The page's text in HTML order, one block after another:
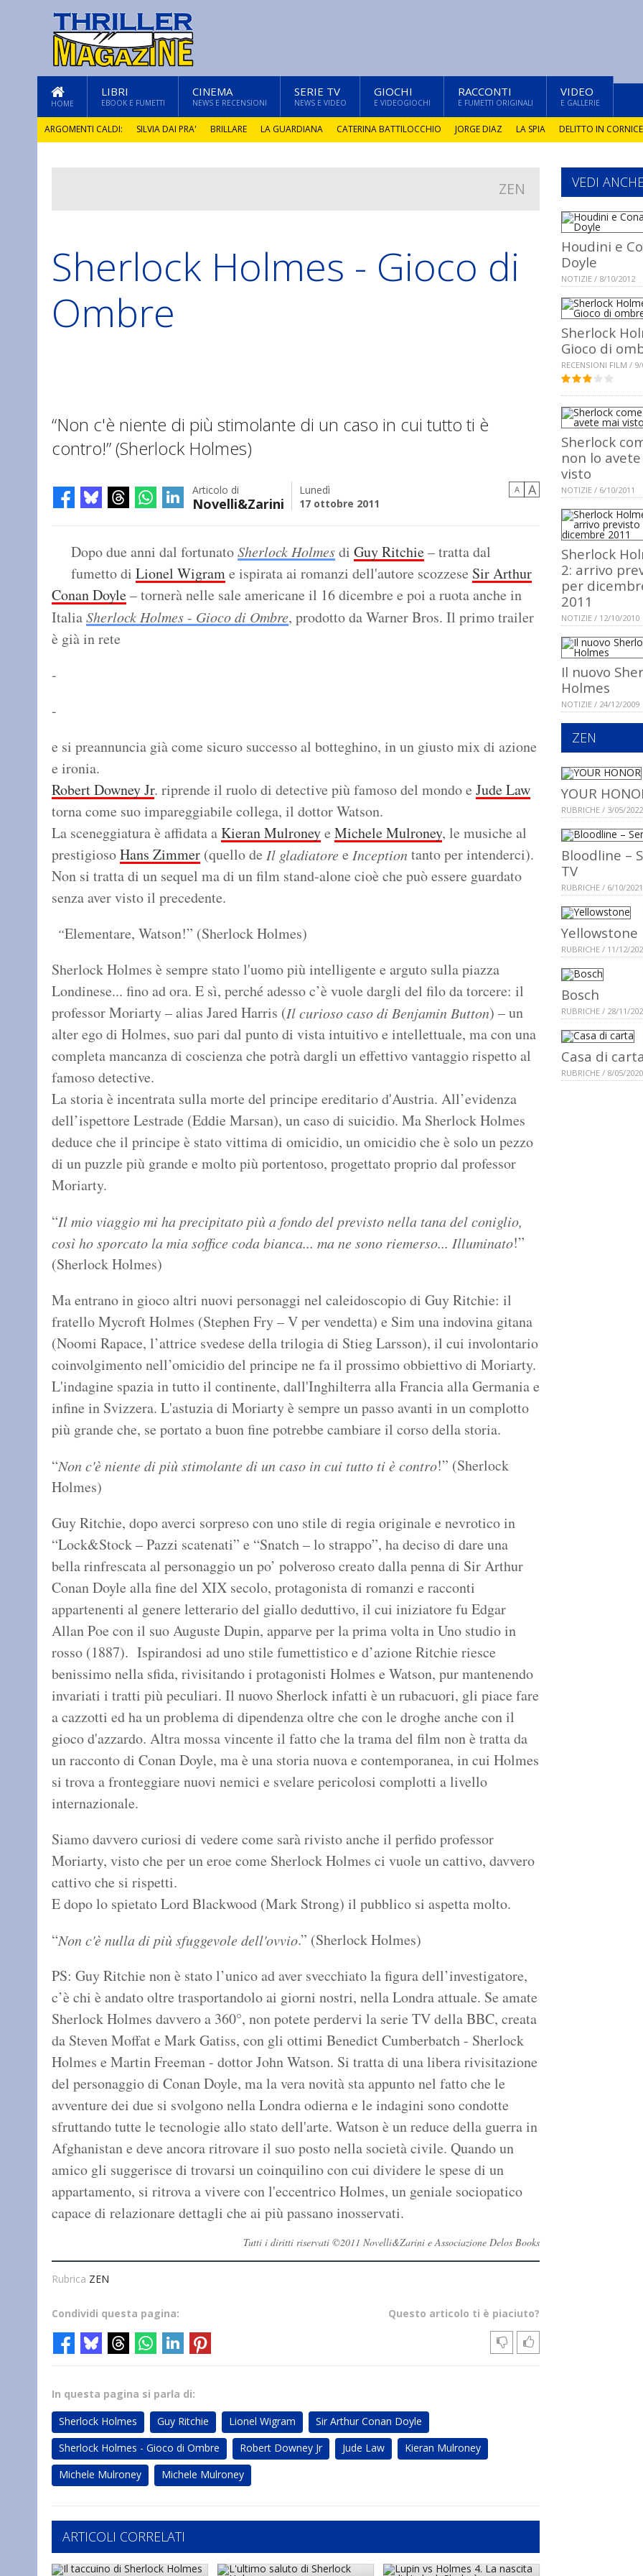
HOME
LIBRI
EBOOK E FUMETTI
CINEMA
NEWS E RECENSIONI
SERIE TV
NEWS E VIDEO
GIOCHI
E VIDEOGIOCHI
RACCONTI
E FUMETTI ORIGINALI
VIDEO
E GALLERIE
ARGOMENTI CALDI: SILVIA DAI PRA' BRILLARE LA GUARDIANA CATERINA BATTILOCCHIO JORGE DIAZ LA SPIA DELITTO IN CORNICE
ZEN
Sherlock Holmes - Gioco di
Ombre
“Non c'è niente di più stimolante di un caso in cui tutto ti è
contro!” (Sherlock Holmes)
Articolo di
Novelli&Zarini
Lunedì
17 ottobre 2011
A A
Dopo due anni dal fortunatoSherlock Holmesdi Guy Ritchie– tratta dal
fumetto di Lionel Wigrame ispirata ai romanzi dell'autore scozzese Sir Arthur
Conan Doyle– tornerà nelle sale americane il 16 dicembre e poi a ruota anche in
ItaliaSherlock Holmes - Gioco di Ombre, prodotto da Warner Bros. Il primo trailer
è già in rete
-
-
e si preannuncia già come sicuro successo al botteghino, in un giusto mix di azione
e ironia.
Robert Downey Jr. riprende il ruolo di detective più famoso del mondo e Jude Law
torna come suo impareggiabile collega, il dottor Watson.
La sceneggiatura è affidata aKieran Mulroneye Michele Mulroney, le musiche al
prestigiosoHans Zimmer (quello de Il gladiatore e Inceptiontanto per intenderci).
Non si tratta di un sequel ma di un film stand-alone cioè che può essere guardato
senza aver visto il precedente.
“Elementare, Watson!” (Sherlock Holmes)
Sherlock Holmes è sempre stato l'uomo più intelligente e arguto sulla piazza
Londinese... fino ad ora. E sì, perché adesso c’è vuole dargli del filo da torcere: il
professor Moriarty – alias Jared Harris (Il curioso caso di Benjamin Button) – un
alter ego di Holmes, suo pari dal punto di vista intuitivo e intellettuale, ma con una
completa mancanza di coscienza che potrà dargli un effettivo vantaggio rispetto al
famoso detective.
La storia è incentrata sulla morte del principe ereditario d'Austria. All’evidenza
dell’ispettore Lestrade (Eddie Marsan), un caso di suicidio. Ma Sherlock Holmes
deduce che il principe è stato vittima di omicidio, un omicidio che è solo un pezzo
di un puzzle più grande e molto più portentoso, progettato proprio dal professor
Moriarty.
“Il mio viaggio mi ha precipitato più a fondo del previsto nella tana del coniglio,
così ho sporcato la mia soffice coda bianca... ma ne sono riemerso... Illuminato!”
(Sherlock Holmes)
Ma entrano in gioco altri nuovi personaggi nel caleidoscopio di Guy Ritchie: il
fratello Mycroft Holmes (Stephen Fry – V per vendetta) e Sim una indovina gitana
(Noomi Rapace, l’attrice svedese della trilogia di Stieg Larsson), il cui involontario
coinvolgimento nell’omicidio del principe ne fa il prossimo obbiettivo di Moriarty.
L'indagine spazia in tutto il continente, dall'Inghilterra alla Francia alla Germania e
infine in Svizzera. L'astuzia di Moriarty è sempre un passo avanti in un complotto
più grande che, se portato a buon fine potrebbe cambiare il corso della storia.
“Non c'è niente di più stimolante di un caso in cui tutto ti è contro!” (Sherlock
Holmes)
Guy Ritchie, dopo averci sorpreso con uno stile di regia originale e nevrotico in
“Lock&Stock – Pazzi scatenati” e “Snatch – lo strappo”, ha deciso di dare una
bella rinfrescata al personaggio un po’ polveroso creato dalla penna di Sir Arthur
Conan Doyle alla fine del XIX secolo, protagonista di romanzi e racconti
appartenenti al genere letterario del giallo deduttivo, il cui iniziatore fu Edgar
Allan Poe con il suo Auguste Dupin, apparve per la prima volta in Uno studio in
rosso (1887). Ispirandosi ad uno stile fumettistico e d’azione Ritchie riesce
benissimo nella sfida, rivisitando i protagonisti Holmes e Watson, pur mantenendo
invariati i tratti più peculiari. Il nuovo Sherlock infatti è un rubacuori, gli piace fare
a cazzotti ed ha un problema di dipendenza oltre che con le droghe anche con il
gioco d'azzardo. Altra mossa vincente il fatto che la trama del film non è tratta da
un racconto di Conan Doyle, ma è una storia nuova e contemporanea, in cui Holmes
si trova a fronteggiare nuovi nemici e svelare pericolosi complotti a livello
internazionale.
Siamo davvero curiosi di vedere come sarà rivisto anche il perfido professor
Moriarty, visto che per un eroe come Sherlock Holmes ci vuole un cattivo, davvero
cattivo che si rispetti.
E dopo lo spietato Lord Blackwood (Mark Strong) il pubblico si aspetta molto.
“Non c'è nulla di più sfuggevole dell'ovvio.” (Sherlock Holmes)
PS: Guy Ritchie non è stato l’unico ad aver svecchiato la figura dell’investigatore,
c’è chi è andato oltre trasportandolo ai giorni nostri, nella Londra attuale. Se amate
Sherlock Holmes davvero a 360°, non potete perdervi la serie TV della BBC, creata
da Steven Moffat e Mark Gatiss, con gli ottimi Benedict Cumberbatch - Sherlock
Holmes e Martin Freeman - dottor John Watson. Si tratta di una libera rivisitazione
del personaggio di Conan Doyle, ma la vera novità sta appunto nel fatto che le
avventure dei due si svolgono nella Londra odierna e le indagini sono condotte
sfruttando tutte le tecnologie allo stato dell'arte. Watson è un reduce della guerra in
Afghanistan e deve ancora ritrovare il suo posto nella società civile. Quando un
amico gli suggerisce di trovarsi un coinquilino con cui dividere le spese di un
appartamento, si ritrova a vivere con l'eccentrico Holmes, un geniale sociopatico
capace di relazionare dettagli che ai più passano inosservati.
Tutti i diritti riservati ©2011 Novelli&Zarini e Associazione Delos Books
Rubrica ZEN
Questo articolo ti è piaciuto?
Condividi questa pagina:
In questa pagina si parla di:
Sherlock Holmes
Guy Ritchie Lionel Wigram
Sir Arthur Conan Doyle
Sherlock Holmes - Gioco di Ombre
Robert Downey Jr Jude Law
Kieran Mulroney
Michele Mulroney
Michele Mulroney
ARTICOLI CORRELATI
VEDI ANCHE
Houdini e
Doyle
NOTIZIE / 8/10/2012
Sherlock
Gioco di
RECENSIONI FILM /
Sherlock
non lo
visto
NOTIZIE / 6/10/2011
Sherlock
2: arrivo
per
2011
NOTIZIE / 12/10/2010
Il nuovo
Holmes
NOTIZIE / 24/12/2009
ZEN
YOUR
RUBRICHE / 3/05/2022
Bloodline –
TV
RUBRICHE / 6/10/2021
Yellowstone
RUBRICHE / 11/12/
Bosch
RUBRICHE / 28/11/
Casa di carta
RUBRICHE / 8/05/2020